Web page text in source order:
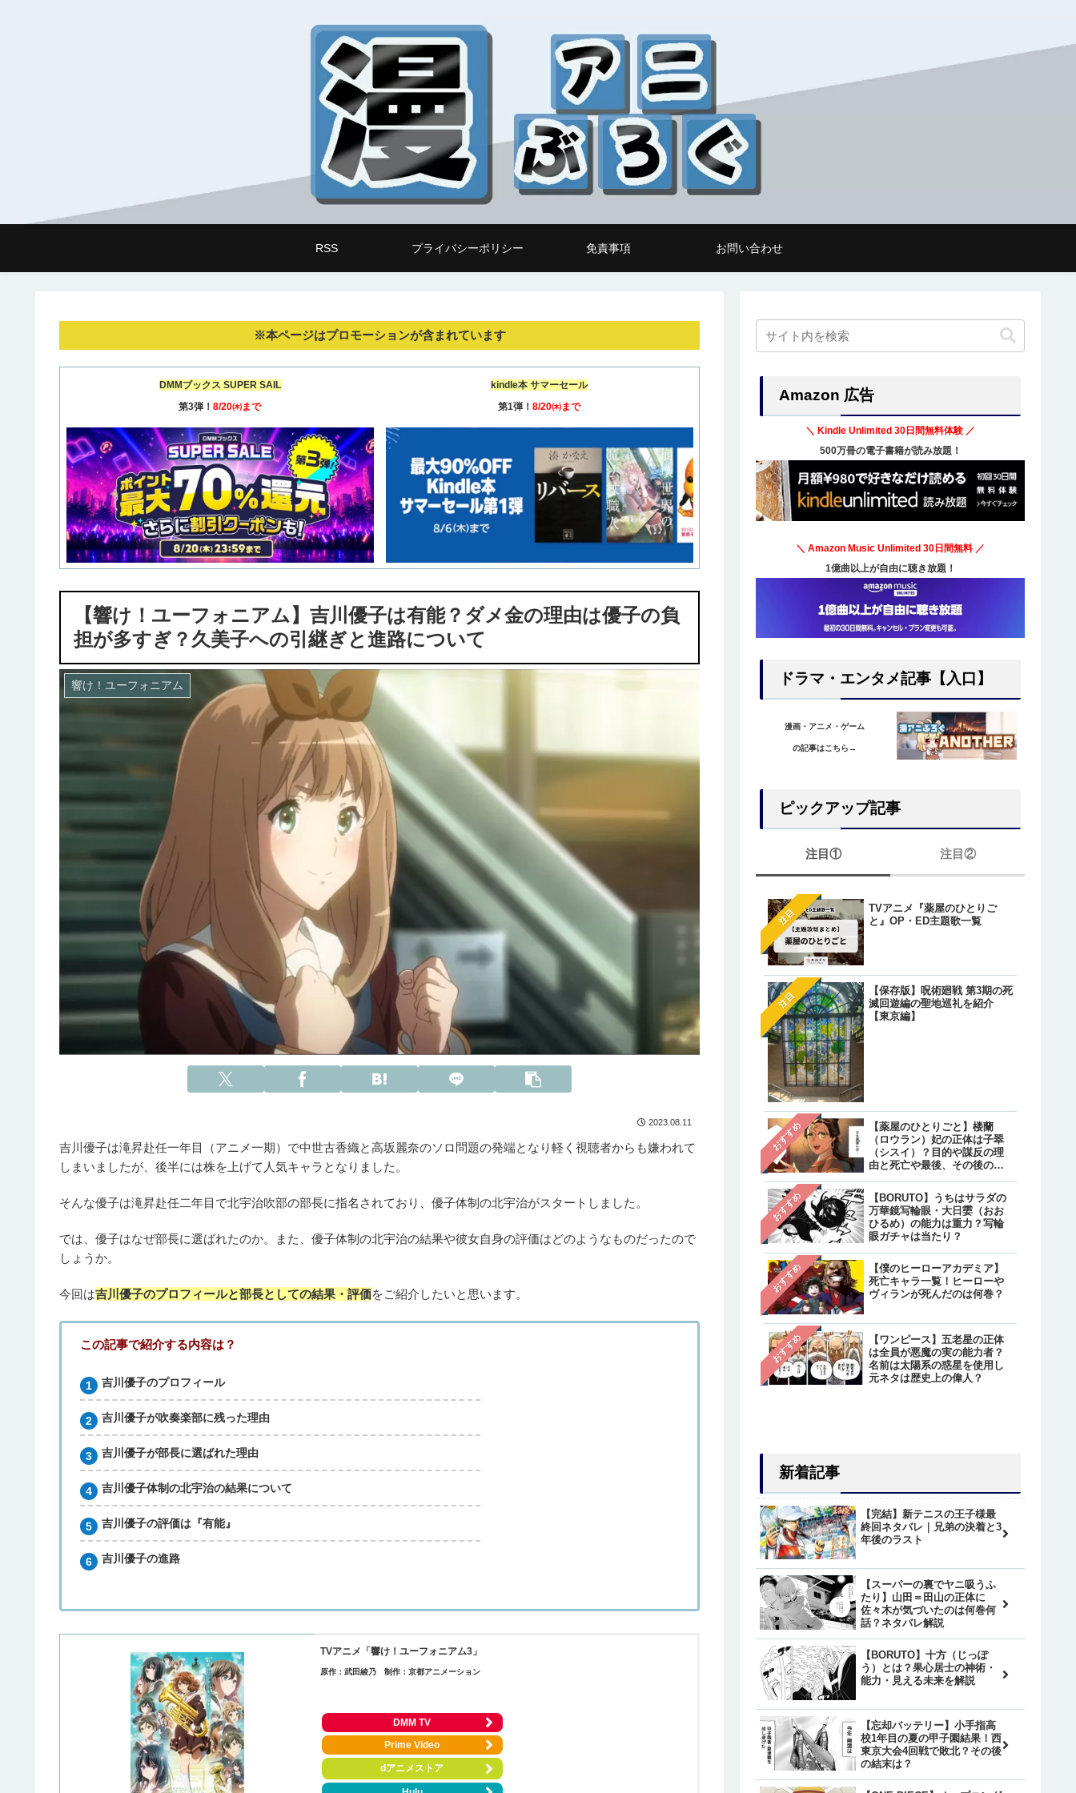
RSS プライバシーポリシー 免責事項 お問い合わせ
※本ページはプロモーションが含まれています
DMMブックス SUPER SAIL
第3弾！ 8/20㈭まで
kindle本 サマーセール
第1弾！ 8/20㈭まで
【響け！ユーフォニアム】吉川優子は有能？ダメ金の理由は優子の負
担が多すぎ？久美子への引継ぎと進路について
響け！ユーフォニアム
2023.08.11
吉川優子は滝昇赴任一年目（アニメ一期）で中世古香織と高坂麗奈のソロ問題の発端となり軽く視聴者からも嫌われて
しまいましたが、後半には株を上げて人気キャラとなりました。
そんな優子は滝昇赴任二年目で北宇治吹部の部長に指名されており、優子体制の北宇治がスタートしました。
では、優子はなぜ部長に選ばれたのか。また、優子体制の北宇治の結果や彼女自身の評価はどのようなものだったので
しょうか。
今回は吉川優子のプロフィールと部長としての結果・評価をご紹介したいと思います。
この記事で紹介する内容は？
吉川優子のプロフィール
吉川優子が吹奏楽部に残った理由
吉川優子が部長に選ばれた理由
吉川優子体制の北宇治の結果について
吉川優子の評価は『有能』
吉川優子の進路
TVアニメ「響け！ユーフォニアム3」
原作：武田綾乃 制作：京都アニメーション
DMM TV
Prime Video
dアニメストア
Amazon 広告
＼ Kindle Unlimited 30日間無料体験 ／
500万冊の電子書籍が読み放題！
＼ Amazon Music Unlimited 30日間無料 ／
1億曲以上が自由に聴き放題！
ドラマ・エンタメ記事【入口】
漫画・アニメ・ゲーム
の記事はこちら→
ピックアップ記事
注目①
注目
TVアニメ『薬屋のひとりご
と』OP・ED主題歌一覧
注目
【保存版】呪術廻戦 第3期の死
滅回遊編の聖地巡礼を紹介
【東京編】
おすすめ
【薬屋のひとりごと】楼蘭
（ロウラン）妃の正体は子翠
（シスイ）？目的や謀反の理
由と死亡や最後、その後の生
おすすめ
【BORUTO】うちはサラダの
万華鏡写輪眼・大日孁（おお
ひるめ）の能力は重力？写輪
眼ガチャは当たり？
おすすめ
【僕のヒーローアカデミア】
死亡キャラ一覧！ヒーローや
ヴィランが死んだのは何巻？
おすすめ
【ワンピース】五老星の正体
は全員が悪魔の実の能力者？
名前は太陽系の惑星を使用し
元ネタは歴史上の偉人？
注目②
注目
【ワンピース】ゲッコー
リアの正体は『光月もり
注目
【オレが私になるまで】
明（アキラ）のあざとか
いシーン総まとめ！
注目
【炎炎ノ消防隊】森羅の母
親・万里日下部（マリク
ベ）の正体は？実は生き
て最後はどうなった？
注目
【呪術廻戦】乙骨憂太の
後は？結婚相手は禪院真
続編で死亡しリカの指輪
へ継承
新着記事
【完結】新テニスの王子様最
終回ネタバレ｜兄弟の決着と3
年後のラスト
【スーパーの裏でヤニ吸うふ
たり】山田＝田山の正体に
佐々木が気づいたのは何巻何
話？ネタバレ解説
【BORUTO】十方（じっぽ
う）とは？果心居士の神術・
能力・見える未来を解説
【忘却バッテリー】小手指高
校1年目の夏の甲子園結果！西
東京大会4回戦で敗北？その後
の結末は？